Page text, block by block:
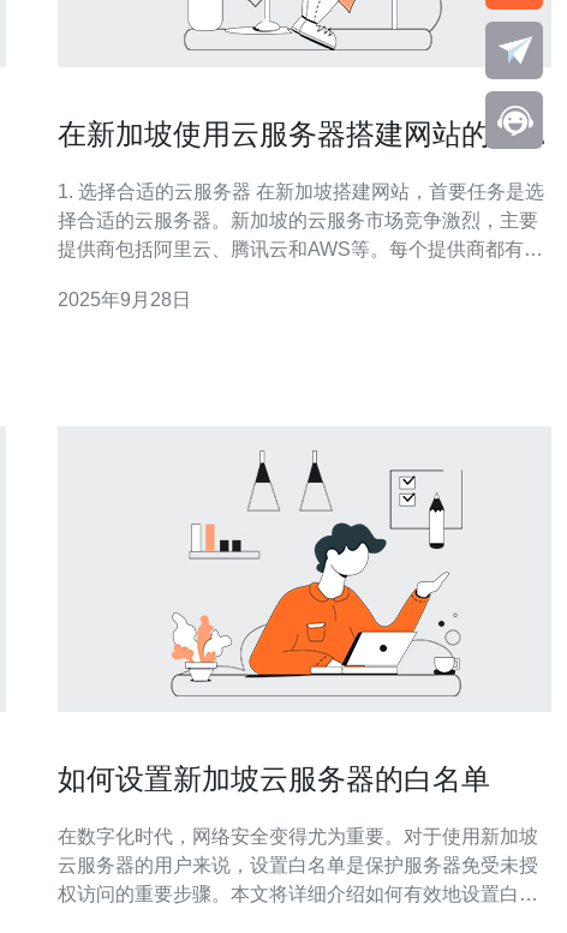
在新加坡使用云服务器搭建网站的最佳
1. 选择合适的云服务器 在新加坡搭建网站，首要任务是选
择合适的云服务器。新加坡的云服务市场竞争激烈，主要
提供商包括阿里云、腾讯云和AWS等。每个提供商都有不
加坡地处东南亚的中心，选择本地云服务器可以确保访问
2025年9月28日
如何设置新加坡云服务器的白名单
在数字化时代，网络安全变得尤为重要。对于使用新加坡
云服务器的用户来说，设置白名单是保护服务器免受未授
权访问的重要步骤。本文将详细介绍如何有效地设置白名